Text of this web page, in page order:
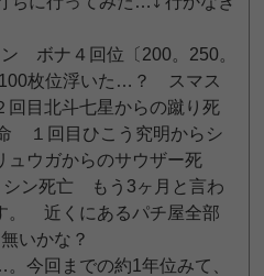
ボナ４回位〔200。250。
枚位浮いた…？ スマス
目北斗七星からの蹴り死
１回目ひこう究明からシ
ウガからのサウザー死
ン死亡 もう3ヶ月と言わ
。 近くにあるパチ屋全部
いかな？
今回までの約1年位みて、